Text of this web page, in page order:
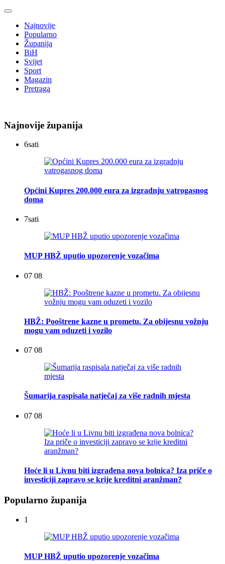
Najnovije
Popularno
Županija
BiH
Svijet
Sport
Magazin
Pretraga
Najnovije županija
6sati
Općini Kupres 200.000 eura za izgradnju vatrogasnog
doma
7sati
MUP HBŽ uputio upozorenje vozačima
07 08
HBŽ: Pooštrene kazne u prometu. Za obijesnu vožnju
mogu vam oduzeti i vozilo
07 08
Šumarija raspisala natječaj za više radnih mjesta
07 08
Hoće li u Livnu biti izgrađena nova bolnica? Iza priče o
investiciji zapravo se krije kreditni aranžman?
Popularno županija
1
MUP HBŽ uputio upozorenje vozačima